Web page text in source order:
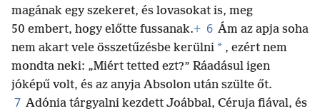
magának egy szekeret, és lovasokat is, meg
50 embert, hogy előtte fussanak.+ 6 Ám az apja soha
nem akart vele összetűzésbe kerülni * , ezért nem
mondta neki: „Miért tetted ezt?” Ráadásul igen
jóképű volt, és az anyja Absolon után szülte őt.
7 Adónia tárgyalni kezdett Joábbal, Céruja fiával, és